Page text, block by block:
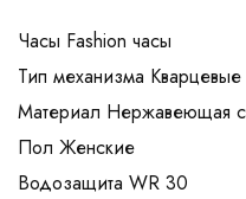
Часы Fashion часы
Тип механизма Кварцевые
Материал Нержавеющая
Пол Женские
Водозащита WR 30